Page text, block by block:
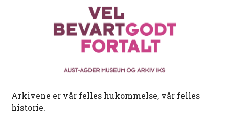
Arkivene er vår felles hukommelse, vår felles
historie.